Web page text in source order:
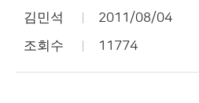
김민석 2011/08/04
조회수 11774